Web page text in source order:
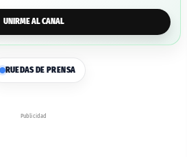
UNIRME AL CANAL
RUEDAS DE PRENSA
Publicidad